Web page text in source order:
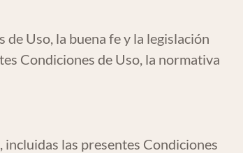
Uso, la buena fe y la legislación
Condiciones de Uso, la normativa
las presentes Condiciones